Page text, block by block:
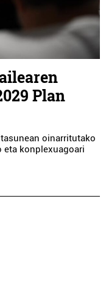
Plan
oinarritutako
eta konplexuagoari